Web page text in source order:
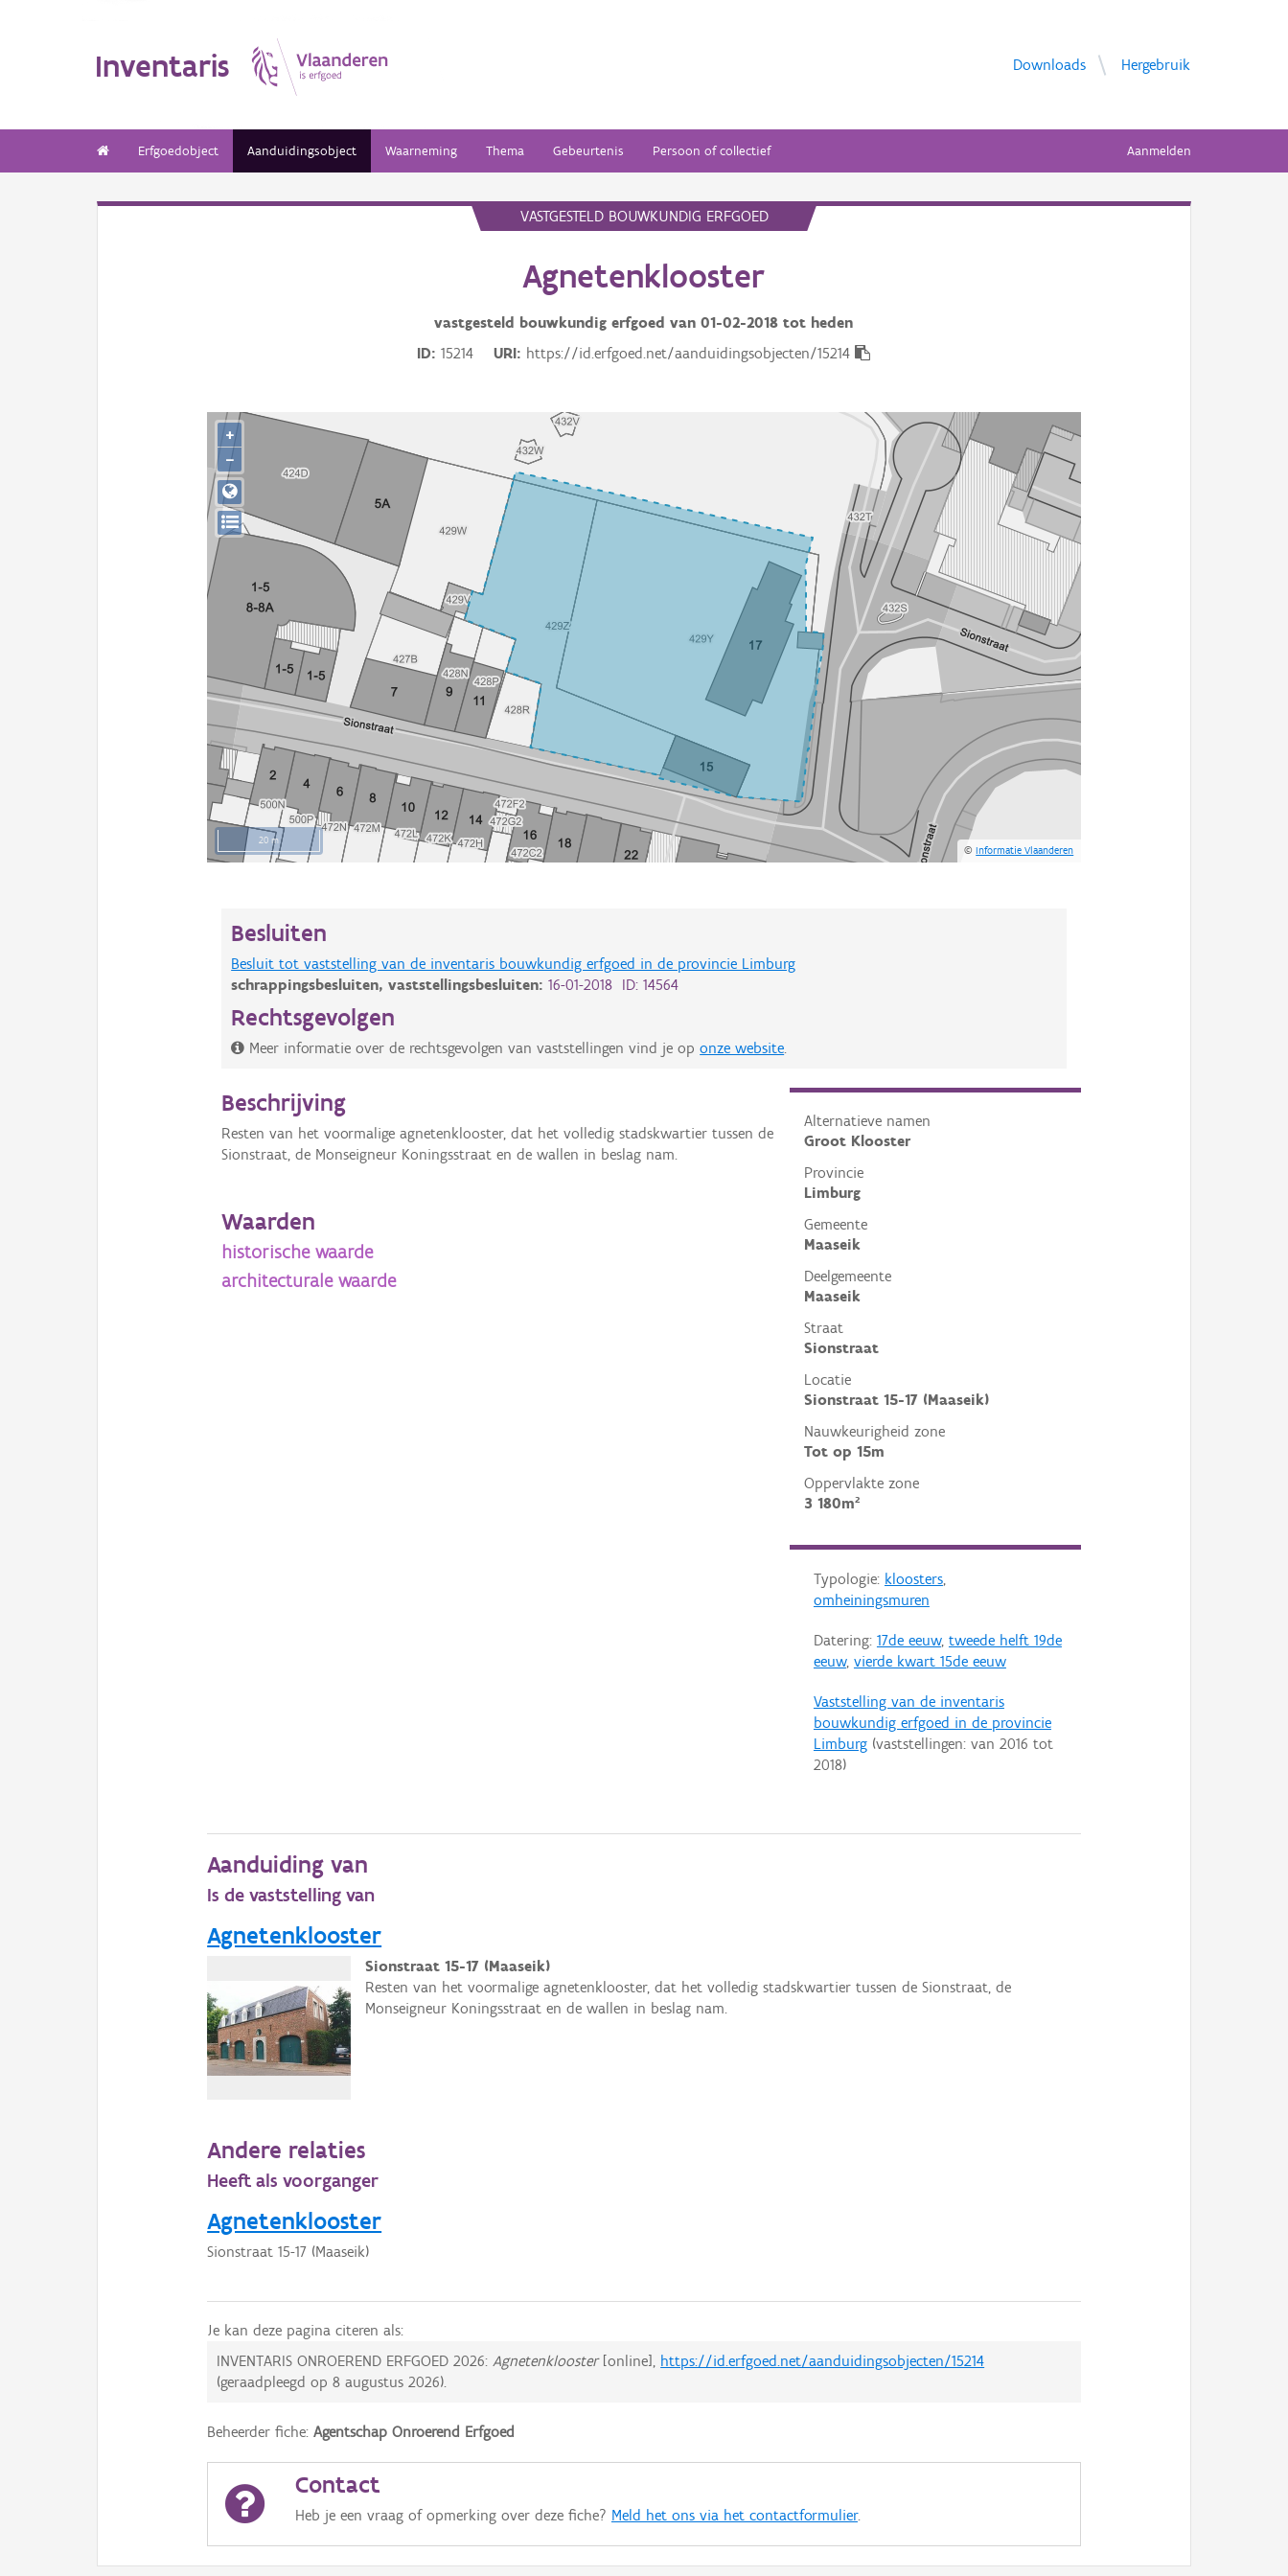
Inventaris Downloads Hergebruik
Erfgoedobject Aanduidingsobject Waarneming Thema Gebeurtenis Persoon of collectief Aanmelden
VASTGESTELD BOUWKUNDIG ERFGOED
Agnetenklooster
vastgesteld bouwkundig erfgoed van01-02-2018 tot heden
ID
15214 URI https://id.erfgoed.net/aanduidingsobjecten/15214
20 m
©Informatie Vlaanderen
+
−
Besluiten
Besluit tot vaststelling van de inventaris bouwkundig erfgoed in de provincie Limburg
schrappingsbesluiten,vaststellingsbesluiten:16-01-2018 ID: 14564
Rechtsgevolgen
Meer informatie over de rechtsgevolgen van vaststellingen vind je oponze website.
Alternatieve namen
Groot Klooster
Provincie
Limburg
Gemeente
Maaseik
Deelgemeente
Maaseik
Straat
Sionstraat
Locatie
Sionstraat 15-17 (Maaseik)
Nauwkeurigheid zone
Tot op 15m
Oppervlakte zone
3 180m²
Typologie: kloosters,
omheiningsmuren
Datering: 17de eeuw, tweede helft 19de
eeuw, vierde kwart 15de eeuw
Vaststelling van de inventaris
bouwkundig erfgoed in de provincie
Limburg(vaststellingen: van 2016 tot
2018)
Beschrijving
Resten van het voormalige agnetenklooster, dat het volledig stadskwartier tussen de
Sionstraat, de Monseigneur Koningsstraat en de wallen in beslag nam.
Waarden
historische waarde
architecturale waarde
Aanduiding van
Is de vaststelling van
Agnetenklooster
Sionstraat 15-17 (Maaseik)
Resten van het voormalige agnetenklooster, dat het volledig stadskwartier tussen de Sionstraat, de
Monseigneur Koningsstraat en de wallen in beslag nam.
Andere relaties
Heeft als voorganger
Agnetenklooster
Sionstraat 15-17 (Maaseik)
Je kan deze pagina citeren als:
INVENTARIS ONROEREND ERFGOED 2026:Agnetenklooster[online], https://id.erfgoed.net/aanduidingsobjecten/15214
(geraadpleegd op8 augustus 2026).
Beheerder fiche:Agentschap Onroerend Erfgoed
Contact
Heb je een vraag of opmerking over deze fiche? Meld het ons via het contactformulier.